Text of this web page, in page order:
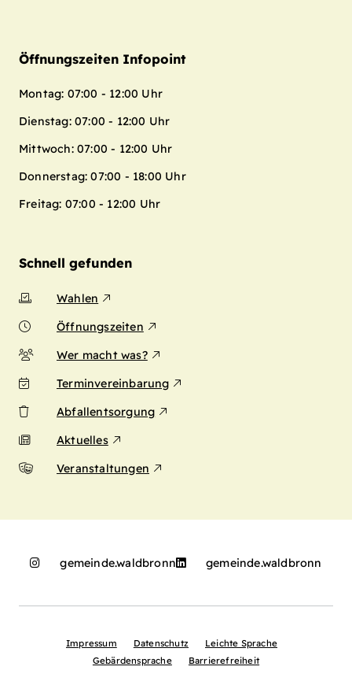
Öffnungszeiten Infopoint
Montag: 07:00 - 12:00 Uhr
Dienstag: 07:00 - 12:00 Uhr
Mittwoch: 07:00 - 12:00 Uhr
Donnerstag: 07:00 - 18:00 Uhr
Freitag: 07:00 - 12:00 Uhr
Schnell gefunden
Wahlen
Öffnungszeiten
Wer macht was?
Terminvereinbarung
Abfallentsorgung
Aktuelles
Veranstaltungen
gemeinde.waldbronn gemeinde.waldbronn
Impressum Datenschutz
Leichte Sprache
Gebärdensprache
Barrierefreiheit